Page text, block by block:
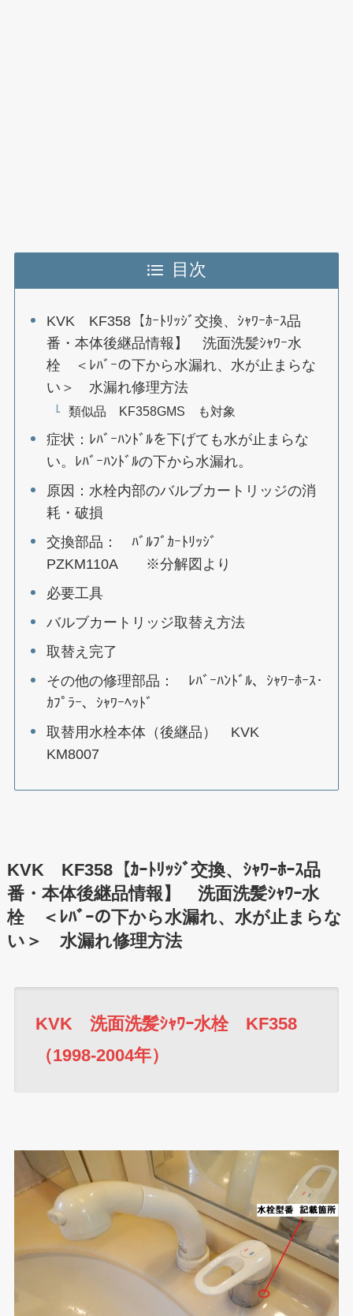
目次
KVK KF358【ｶｰﾄﾘｯｼﾞ交換、ｼｬﾜｰﾎｰｽ品
番・本体後継品情報】 洗面洗髪ｼｬﾜｰ水
栓 ＜ﾚﾊﾞｰの下から水漏れ、水が止まらな
い＞ 水漏れ修理方法
類似品 KF358GMS も対象
症状：ﾚﾊﾞｰﾊﾝﾄﾞﾙを下げても水が止まらな
い。ﾚﾊﾞｰﾊﾝﾄﾞﾙの下から水漏れ。
原因：水栓内部のバルブカートリッジの消
耗・破損
交換部品： ﾊﾞﾙﾌﾞｶｰﾄﾘｯｼﾞ
PZKM110A ※分解図より
必要工具
バルブカートリッジ取替え方法
取替え完了
その他の修理部品： ﾚﾊﾞｰﾊﾝﾄﾞﾙ、ｼｬﾜｰﾎｰｽ･
ｶﾌﾟﾗｰ、ｼｬﾜｰﾍｯﾄﾞ
取替用水栓本体（後継品） KVK
KM8007
KVK KF358【ｶｰﾄﾘｯｼﾞ交換、ｼｬﾜｰﾎｰｽ品
番・本体後継品情報】 洗面洗髪ｼｬﾜｰ水
栓 ＜ﾚﾊﾞｰの下から水漏れ、水が止まらな
い＞ 水漏れ修理方法
KVK 洗面洗髪ｼｬﾜｰ水栓 KF358
（1998-2004年）